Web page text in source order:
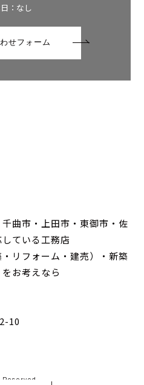
：なし
せフォーム
曲市・上田市・東御市・佐
ている工務店
リフォーム・建売）・新築
お考えなら
10